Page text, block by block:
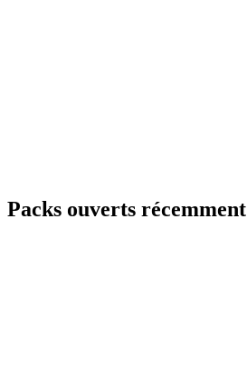
Packs ouverts récemment